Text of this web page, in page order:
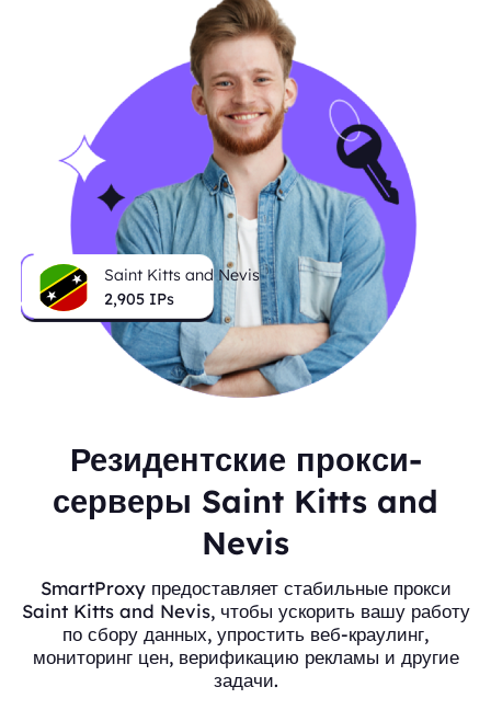
Saint Kitts and Nevis
2,905 IPs
Резидентские прокси-
серверы Saint Kitts and
Nevis
SmartProxy предоставляет стабильные прокси
Saint Kitts and Nevis, чтобы ускорить вашу работу
по сбору данных, упростить веб-краулинг,
мониторинг цен, верификацию рекламы и другие
задачи.